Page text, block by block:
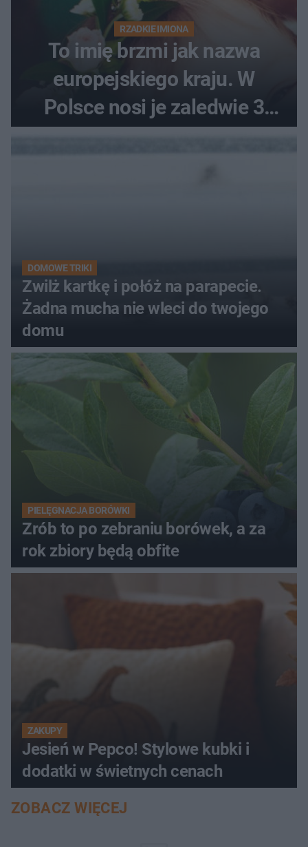
RZADKIE IMIONA
To imię brzmi jak nazwa
europejskiego kraju. W
Polsce nosi je zaledwie 3
DOMOWE TRIKI
Zwilż kartkę i połóż na parapecie.
Żadna mucha nie wleci do twojego
domu
PIELĘGNACJA BORÓWKI
Zrób to po zebraniu borówek, a za
rok zbiory będą obfite
ZAKUPY
Jesień w Pepco! Stylowe kubki i
dodatki w świetnych cenach
ZOBACZ WIĘCEJ